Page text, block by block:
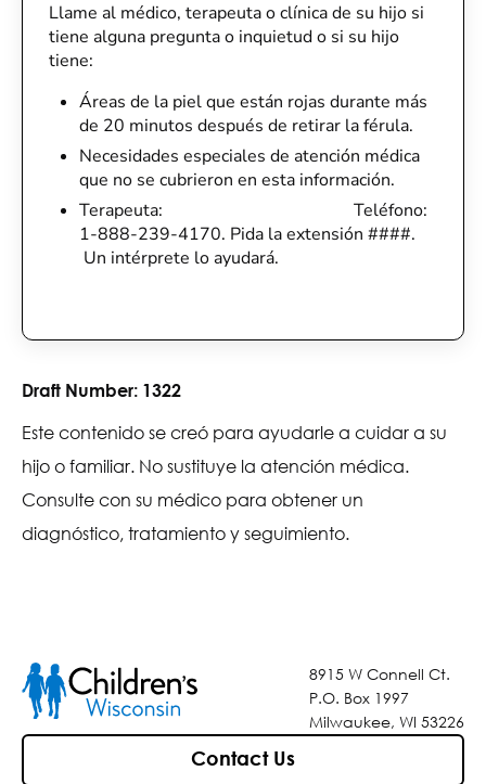
Llame al médico, terapeuta o clínica de su hijo si
tiene alguna pregunta o inquietud o si su hijo
tiene:
Áreas de la piel que están rojas durante más
de 20 minutos después de retirar la férula.
Necesidades especiales de atención médica
que no se cubrieron en esta información.
Terapeuta: Teléfono:
1-888-239-4170. Pida la extensión ####.
Un intérprete lo ayudará.
Draft Number: 1322
Este contenido se creó para ayudarle a cuidar a su
hijo o familiar. No sustituye la atención médica.
Consulte con su médico para obtener un
diagnóstico, tratamiento y seguimiento.
8915 W Connell Ct.
P.O. Box 1997
Milwaukee, WI 53226
Contact Us